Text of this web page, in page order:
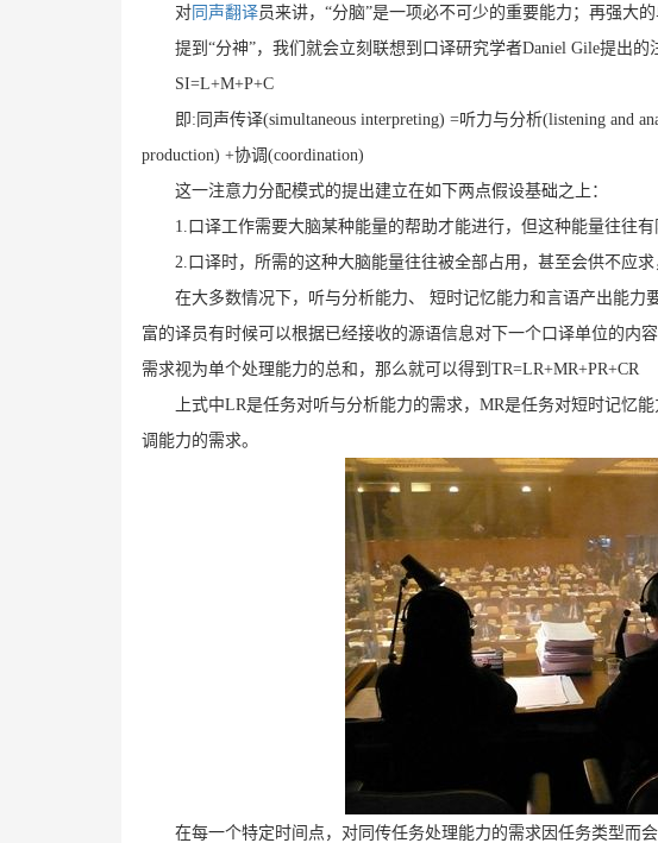
对同声翻译员来讲，“分脑”是一项必不可少的重要能力；再强大
提到“分神”，我们就会立刻联想到口译研究学者Daniel Gile提出的
SI=L+M+P+C
即:同声传译(simultaneous interpreting) =听力与分析(listening and
production) +协调(coordination)
这一注意力分配模式的提出建立在如下两点假设基础之上：
1.口译工作需要大脑某种能量的帮助才能进行，但这种能量往往有
2.口译时，所需的这种大脑能量往往被全部占用，甚至会供不应求
在大多数情况下，听与分析能力、 短时记忆能力和言语产出能
富的译员有时候可以根据已经接收的源语信息对下一个口译单位的内
需求视为单个处理能力的总和，那么就可以得到TR=LR+MR+PR+CR
上式中LR是任务对听与分析能力的需求，MR是任务对短时记忆
调能力的需求。
在每一个特定时间点，对同传任务处理能力的需求因任务类型而